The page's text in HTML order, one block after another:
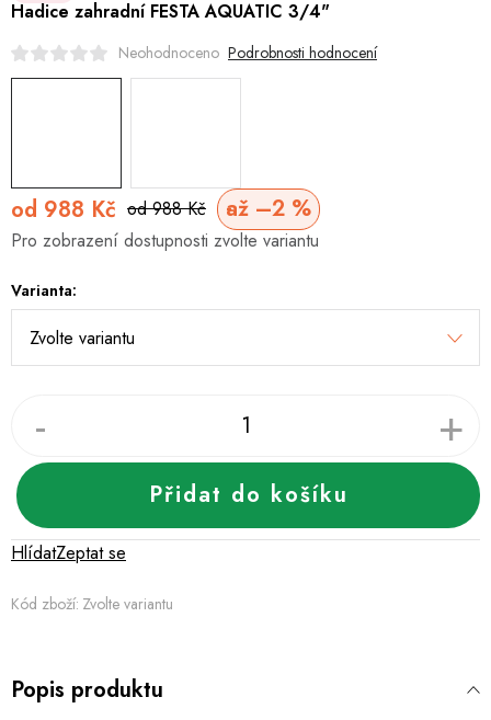
Akční ceny
Půjčovna Kontaktuje nás Obchodní podmínky
od 988 Kč až –2 %
od 988 Kč
Měrná
Varianta:
Pro zobrazení dostupnosti zvolte variantu
Přidat do košíku
Kód zboží: Zvolte variantu
Zeptat se
Hlídat
Hadice zahradní FESTA AQUATIC 3/4"
Neohodnoceno Podrobnosti hodnocení
Popis produktu